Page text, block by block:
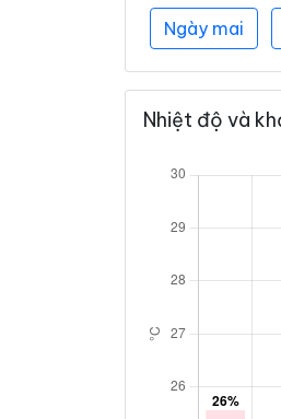
Ngày mai
Nhiệt độ và